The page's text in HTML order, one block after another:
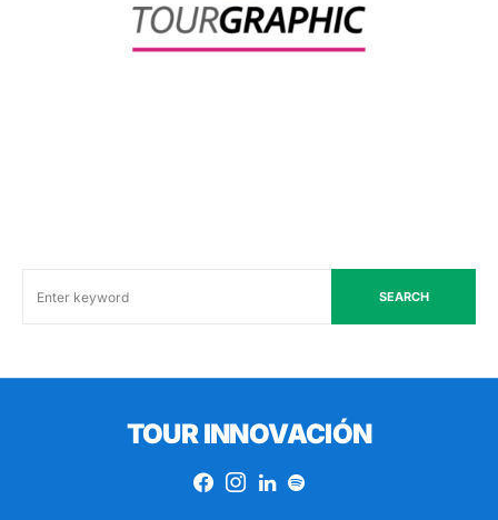
SEARCH
TOUR INNOVACIÓN